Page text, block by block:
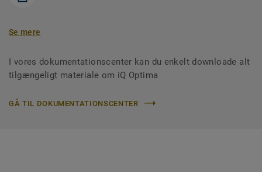
Se mere
I vores dokumentationscenter kan du enkelt downloade alt
tilgængeligt materiale om iQ Optima
GÅ TIL DOKUMENTATIONSCENTER